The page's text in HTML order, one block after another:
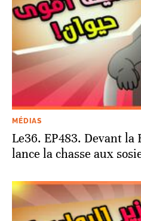
MÉDIAS
Le36. EP483. Devant la
lance la chasse aux